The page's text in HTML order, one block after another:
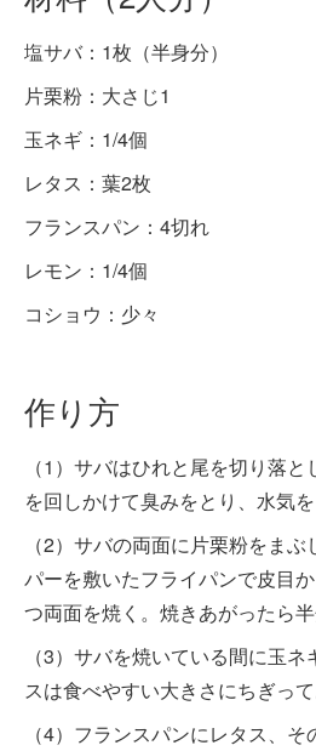
塩サバ：1枚（半身分）
片栗粉：大さじ1
玉ネギ：1/4個
レタス：葉2枚
フランスパン：4切れ
レモン：1/4個
コショウ：少々
作り方
（1）サバはひれと尾を切り落
を回しかけて臭みをとり、水気を
（2）サバの両面に片栗粉をま
パーを敷いたフライパンで皮目
つ両面を焼く。焼きあがったら半
（3）サバを焼いている間に玉
スは食べやすい大きさにちぎって
（4）フランスパンにレタス、